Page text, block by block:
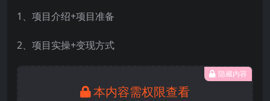
1、项目介绍+项目准备
2、项目实操+变现方式
隐藏内容
本内容需权限查看